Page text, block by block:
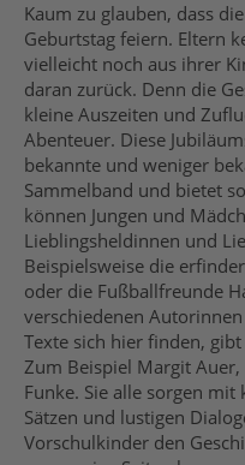
Kaum zu glauben, dass
Geburtstag feiern. Eltern
vielleicht noch aus ihrer
daran zurück. Denn die
kleine Auszeiten und
Abenteuer. Diese
bekannte und weniger
Sammelband und bietet
können Jungen und
Lieblingsheldinnen und
Beispielsweise die
oder die Fußballfreunde
verschiedenen
Texte sich hier finden,
Zum Beispiel Margit
Funke. Sie alle sorgen
Sätzen und lustigen
Vorschulkinder den